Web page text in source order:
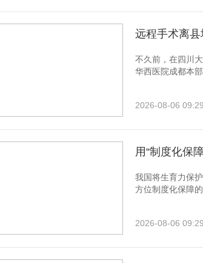
远程手术离
不久前，在四川
华西医院成都本
2026-08-06 09:29
用“制度化保
我国将生育力保
方位制度化保障的
2026-08-06 09:29